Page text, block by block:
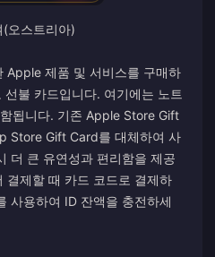
오스트리아)
Apple 제품 및 서비스를 구매하
불 카드입니다. 여기에는 노트
됩니다. 기존 Apple Store Gift
Store Gift Card를 대체하여 사
더 큰 유연성과 편리함을 제공
결제할 때 카드 코드로 결제하
사용하여 ID 잔액을 충전하세